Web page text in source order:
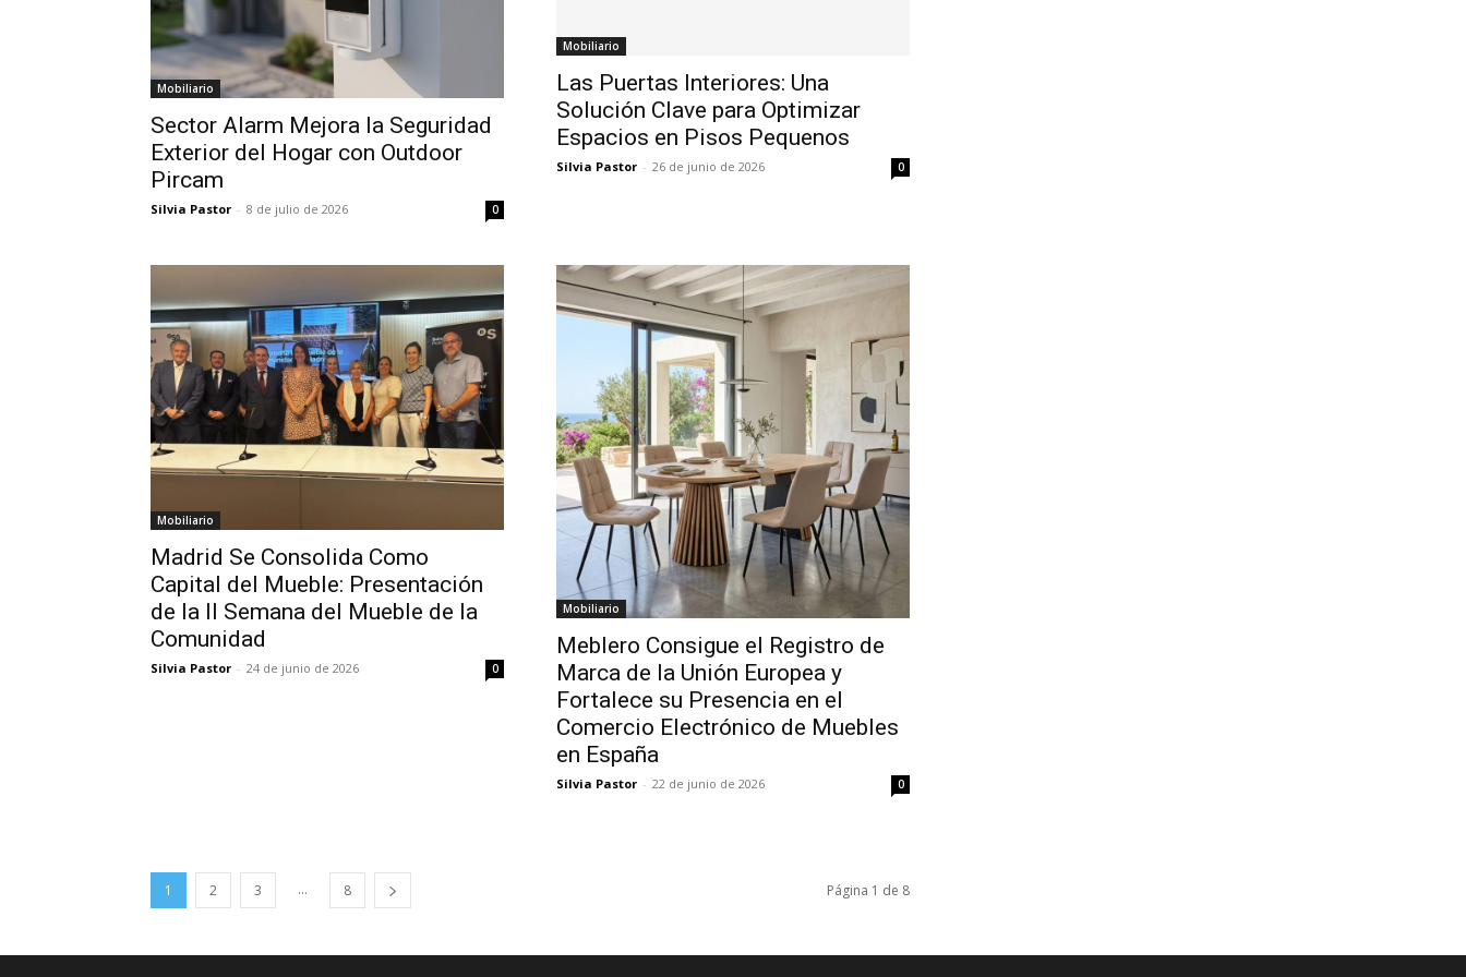
Mobiliario
Sector Alarm Mejora la Seguridad
Exterior del Hogar con Outdoor
Pircam
Silvia Pastor - 8 de julio de 2026 0
Mobiliario
Las Puertas Interiores: Una
Solución Clave para Optimizar
Espacios en Pisos Pequenos
Silvia Pastor - 26 de junio de 2026 0
Mobiliario
Madrid Se Consolida Como
Capital del Mueble: Presentación
de la II Semana del Mueble de la
Comunidad
Silvia Pastor - 24 de junio de 2026 0
Mobiliario
Meblero Consigue el Registro de
Marca de la Unión Europea y
Fortalece su Presencia en el
Comercio Electrónico de Muebles
en España
Silvia Pastor - 22 de junio de 2026 0
1 2 3 ... 8 Página 1 de 8